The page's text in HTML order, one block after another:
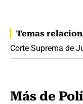
Temas
Corte Suprema de
Más de